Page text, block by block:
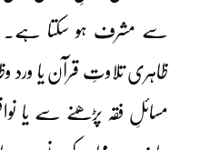
سے مشرف ہو سکتا ہے۔
ظاہری تلاوتِ قرآن یا ورد
مسائلِ فقہ پڑھنے سے یا